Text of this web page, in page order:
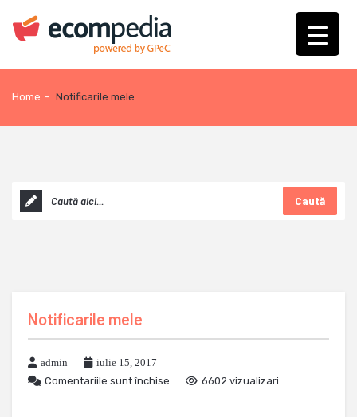
Home - Notificarile mele
Caută
Notificarile mele
admin
iulie 15, 2017
Comentariile sunt închise
6602 vizualizari